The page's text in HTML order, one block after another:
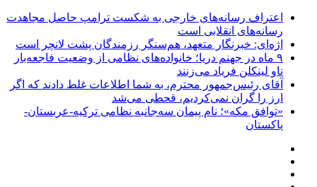
اعتراف رسانه‌های خارجی به شکست ترامپ حاصل مجاهدت
رسانه‌های انقلابی است
اژه‌ای: خبرنگار متعهد، هم‌سنگر رزمندگان پشت لانچر است
۹ ماه در جهنم دریا؛ خانواده‌های نظامی از وضعیت فاجعه‌بار
ناو لینکلن فریاد می‌زنند
آقای رئیس‌جمهور محترم، به شما اطلاعات غلط دادند که اگر
ارز را گران نمی‌کردیم، قحطی می‌شد
«توافق مکه»؛ نام پیمان سه‌جانبه نظامی ترکیه-عربستان-
پاکستان